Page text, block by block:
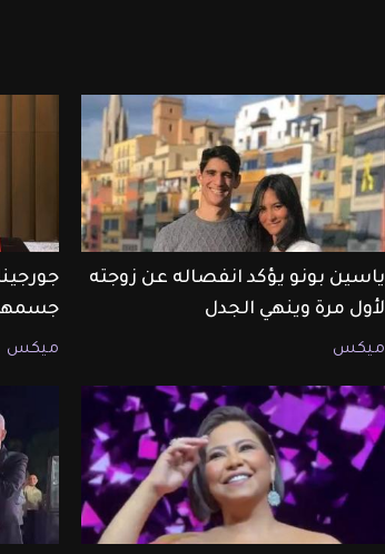
ياسين بونو يؤكد انفصاله عن زوجته
لأول مرة وينهي الجدل
ميكس ميكس